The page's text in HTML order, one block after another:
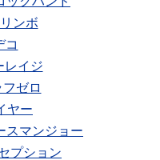
ンボ
コ
レイジ
フゼロ
ヤー
スマンジョー
プション